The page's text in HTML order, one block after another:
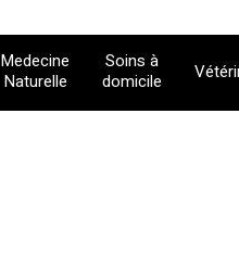
Medecine
Naturelle
Soins à
domicile